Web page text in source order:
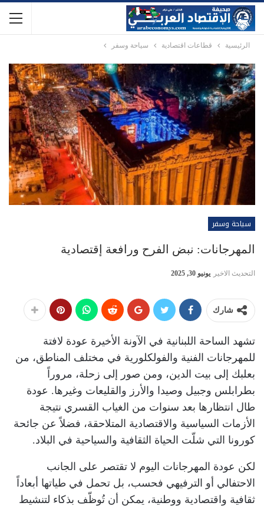
الرئيسية قطاعات اقتصادية سياحة وسفر
سياحة وسفر
المهرجانات: نبض الفرح ورافعة إقتصادية
التحديث الاخير يونيو 30, 2025
شارك
تشهد الساحة اللبنانية في الآونة الأخيرة عودة لافتة
للمهرجانات الفنية والفولكلورية في مختلف المناطق، من
بعلبك إلى بيت الدين، ومن صور إلى زحلة، مروراً
بطرابلس وجبيل وصيدا والأرز والقليعات وغيرها. عودة
طال انتظارها بعد سنوات من الغياب القسري نتيجة
الأزمات السياسية والاقتصادية المتلاحقة، فضلاً عن جائحة
كورونا التي شلّت الحياة الثقافية والسياحية في البلاد.
لكن عودة المهرجانات اليوم لا تقتصر على الجانب
الاحتفالي أو الترفيهي فحسب، بل تحمل في طياتها أبعاداً
ثقافية واقتصادية ووطنية، يمكن أن تُوظّف بذكاء لتنشيط